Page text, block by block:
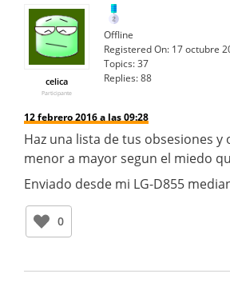
celica
Participante
Offline
Registered On: 17 octubre
Topics:37
Replies:88
12 febrero 2016 a las 09:28
Haz una lista de tus obsesiones y
menor a mayor segun el miedo
Enviado desde mi LG-D855
0